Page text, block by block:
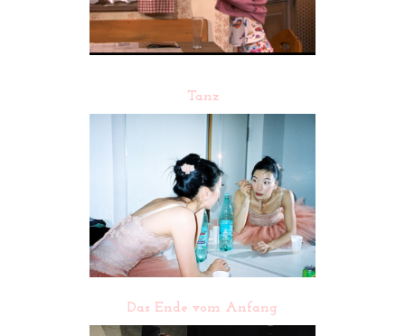
Tanz
Das Ende vom Anfang